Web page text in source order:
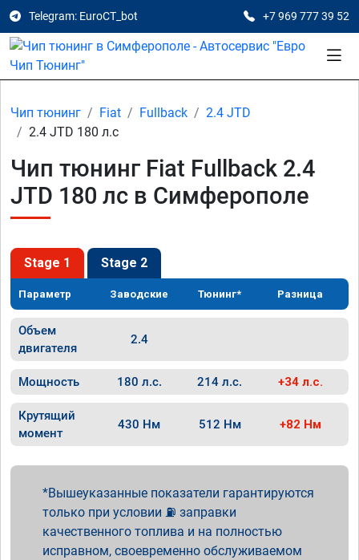
Telegram: EuroCT_bot +7 969 777 39 52
Чип тюнинг Fiat Fullback
2.4 JTD
2.4 JTD 180 л.с
Чип тюнинг Fiat Fullback 2.4
JTD 180 лс в Симферополе
Stage 1 Stage 2
Параметр Заводские Тюнинг* Разница
Объем
двигателя
2.4
Мощность 180 л.с. 214 л.с. +34 л.с.
Крутящий
момент
430 Нм 512 Нм +82 Нм
Вышеуказанные показатели гарантируются
только при условии ⛽ заправки
качественного топлива и на полностью
исправном, своевременно обслуживаемом